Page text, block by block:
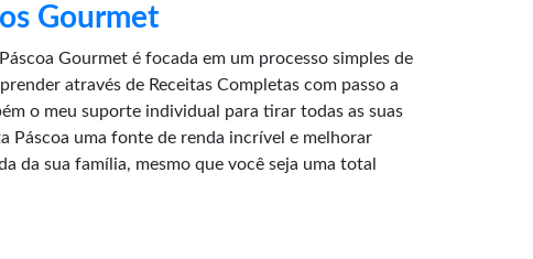
Gourmet
Gourmet é focada em um processo simples de
através de Receitas Completas com passo a
o meu suporte individual para tirar todas as suas
Páscoa uma fonte de renda incrível e melhorar
da sua família, mesmo que você seja uma total